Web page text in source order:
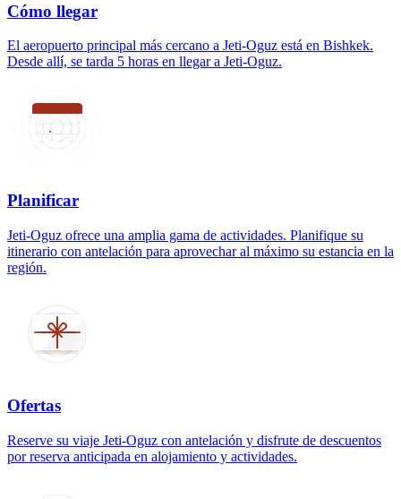
Cómo llegar
El aeropuerto principal más cercano a Jeti-Oguz está en Bishkek.
Desde allí, se tarda 5 horas en llegar a Jeti-Oguz.
Planificar
Jeti-Oguz ofrece una amplia gama de actividades. Planifique su
itinerario con antelación para aprovechar al máximo su estancia en la
región.
Ofertas
Reserve su viaje Jeti-Oguz con antelación y disfrute de descuentos
por reserva anticipada en alojamiento y actividades.